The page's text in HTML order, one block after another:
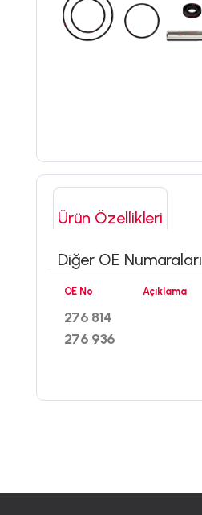
Ürün Özellikleri
Diğer OE Numaraları
OE No
276 814
276 936
Açıklama